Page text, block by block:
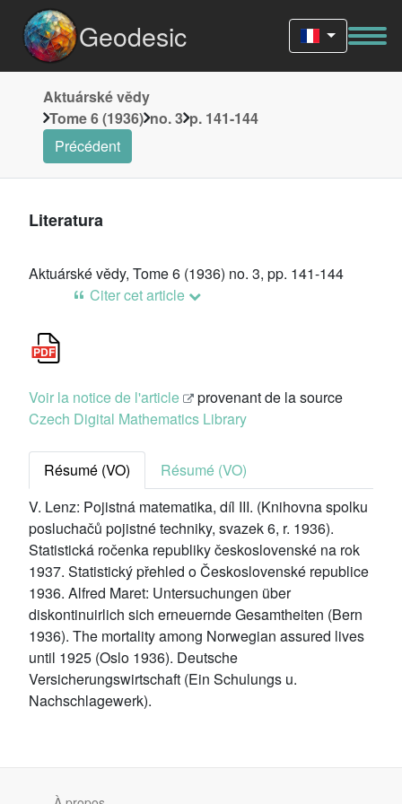
Geodesic
Aktuárské vědy
Tome 6 (1936) no. 3 p. 141-144
Précédent
Literatura
Aktuárské vědy, Tome 6 (1936) no. 3, pp. 141-144
Citer cet article
Voir la notice de l'article
provenant de la source
Czech Digital Mathematics Library
Résumé (VO)
Résumé (VO)
V. Lenz: Pojistná matematika, díl III. (Knihovna spolku
posluchačů pojistné techniky, svazek 6, r. 1936).
Statistická ročenka republiky československé na rok
1937. Statistický přehled o Československé republice
1936. Alfred Maret: Untersuchungen über
diskontinuirlich sich erneuernde Gesamtheiten (Bern
1936). The mortality among Norwegian assured lives
until 1925 (Oslo 1936). Deutsche
Versicherungswirtschaft (Ein Schulungs u.
Nachschlagewerk).